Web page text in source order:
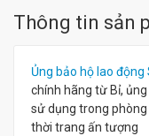
Thông tin sản
Ủng bảo hộ lao
chính hãng từ Bỉ,
sử dụng trong
thời trang ấn tượng